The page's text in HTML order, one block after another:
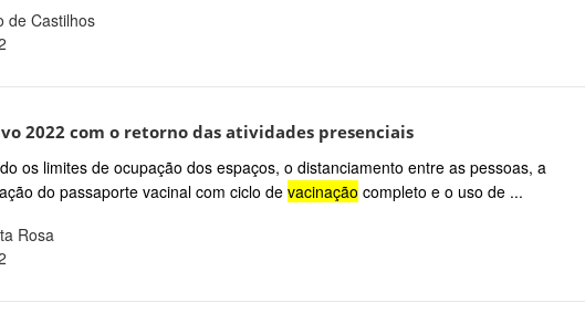
de Castilhos
2022 com o retorno das atividades presenciais
os limites de ocupação dos espaços, o distanciamento entre as pessoas, a
do passaporte vacinal com ciclo de vacinação completo e o uso de ...
Rosa